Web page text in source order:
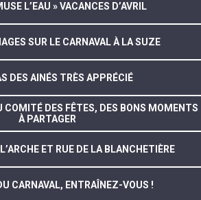
L’EAU » VACANCES D’AVRIL
SUR LE CARNAVAL À LA SUZE
DES AINÉS TRÈS APPRÉCIÉ
COMITÉ DES FÊTES, DES BONS MOMENTS
À PARTAGER
ET RUE DE LA BLANCHETIÈRE
CARNAVAL, ENTRAÎNEZ-VOUS !